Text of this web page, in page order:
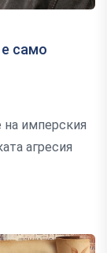
само
на имперския
агресия